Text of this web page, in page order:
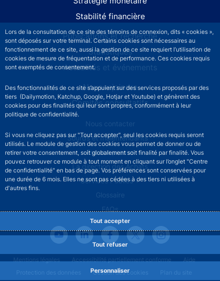
Lors de la consultation de ce site des témoins de connexion, dits « cookies »,
sont déposés sur votre terminal. Certains cookies sont nécessaires au
fonctionnement de ce site, aussi la gestion de ce site requiert l’utilisation de
cookies de mesure de fréquentation et de performance. Ces cookies requis
sont exemptés de consentement.
Des fonctionnalités de ce site s’appuient sur des services proposés par des
tiers (Dailymotion, Katchup, Google, Hotjar et Youtube) et génèrent des
cookies pour des finalités qui leur sont propres, conformément à leur
politique de confidentialité.
Si vous ne cliquez pas sur "Tout accepter", seul les cookies requis seront
utilisés. Le module de gestion des cookies vous permet de donner ou de
retirer votre consentement, soit globalement soit finalité par finalité. Vous
pouvez retrouver ce module à tout moment en cliquant sur l’onglet "Centre
de confidentialité" en bas de page. Vos préférences sont conservées pour
une durée de 6 mois. Elles ne sont pas cédées à des tiers ni utilisées à
d'autres fins.
Tout accepter
Tout refuser
Personnaliser
Stabilité financière
Publications et recherche
Statistiques
Actualités et événements
Nous rejoindre
Comités consultatifs
Footer secondary menuNous contacter
Sourds et malentendants
Espace presse
La direction des Achats
Services Publics +
Glossaire
FAQs
Footer legal notice menu
Mentions légales Accessibilité partiellement conforme
Aide
Protection des données
Gestion des cookies Plan du site